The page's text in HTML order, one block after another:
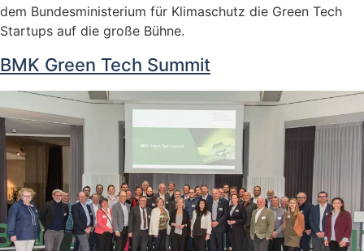
dem Bundesministerium für Klimaschutz die Green Tech
Startups auf die große Bühne.
BMK Green Tech Summit